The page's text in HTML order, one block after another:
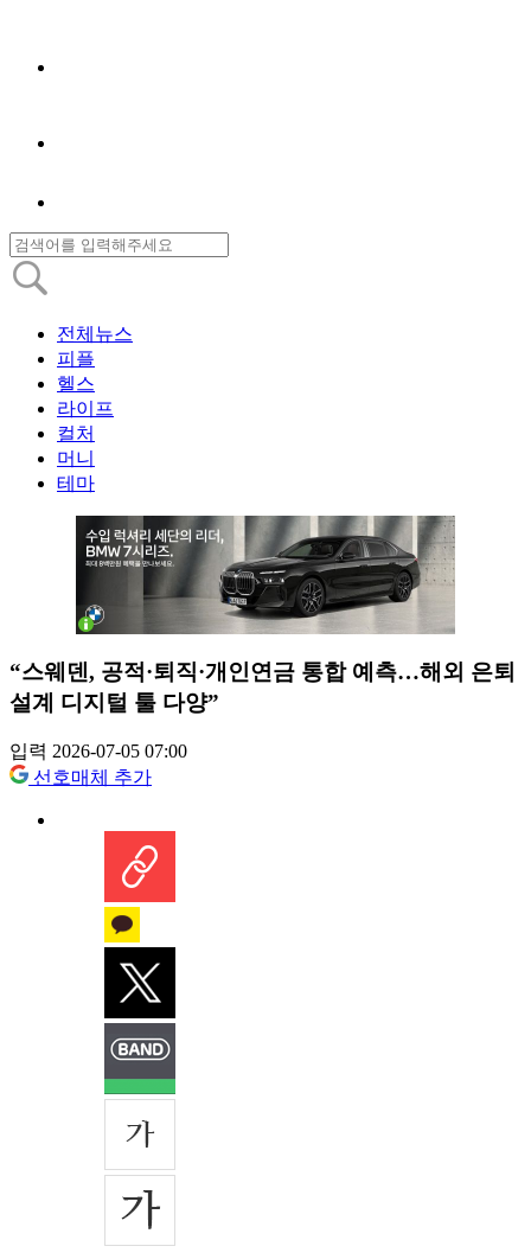
전체뉴스
피플
헬스
라이프
컬처
머니
테마
“스웨덴, 공적·퇴직·개인연금 통합 예측…해외 은퇴
설계 디지털 툴 다양”
입력 2026-07-05 07:00
선호매체 추가